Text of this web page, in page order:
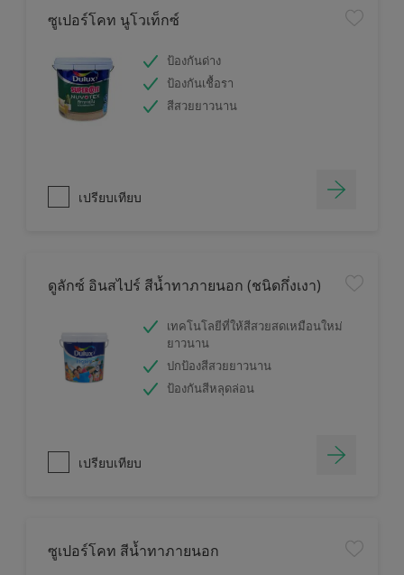
ซูเปอร์โคท นูโวเท็กซ์
ป้องกันด่าง
ป้องกันเชื้อรา
สีสวยยาวนาน
เปรียบเทียบ
ดูลักซ์ อินสไปร์ สีน้ำทาภายนอก (ชนิดกึ่งเงา)
เทคโนโลยีที่ให้สีสวยสดเหมือนใหม่
ยาวนาน
ปกป้องสีสวยยาวนาน
ป้องกันสีหลุดล่อน
เปรียบเทียบ
ซูเปอร์โคท สีน้ำทาภายนอก